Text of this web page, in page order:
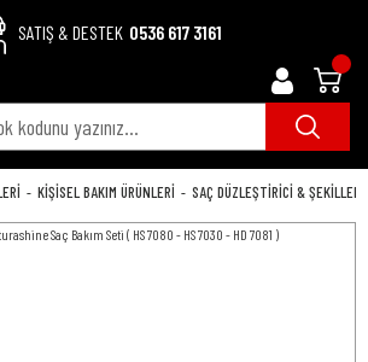
SATIŞ & DESTEK 0536 617 3161
KİŞİSEL BAKIM ÜRÜNLERİ SAÇ DÜZLEŞTİRİCİ &